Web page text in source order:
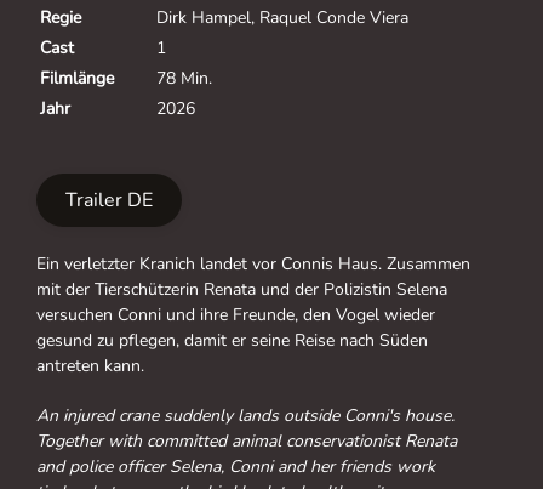
Regie
Dirk Hampel, Raquel Conde Viera
Cast
1
Filmlänge
78 Min.
Jahr
2026
Trailer DE
Ein verletzter Kranich landet vor Connis Haus. Zusammen
mit der Tierschützerin Renata und der Polizistin Selena
versuchen Conni und ihre Freunde, den Vogel wieder
gesund zu pflegen, damit er seine Reise nach Süden
antreten kann.
An injured crane suddenly lands outside Conni's house.
Together with committed animal conservationist Renata
and police officer Selena, Conni and her friends work